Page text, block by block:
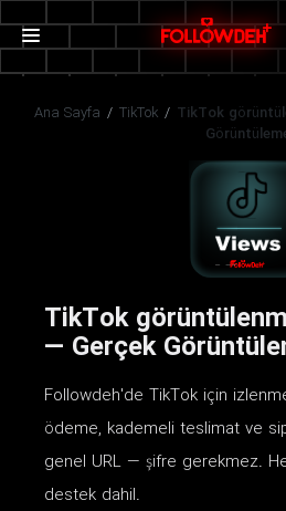
Ana Sayfa / TikTok / TikTok
TikTok
— Gerçek
Followdeh'de TikTok için
ödeme, kademeli teslimat ve
genel URL — şifre gerekmez.
destek dahil.